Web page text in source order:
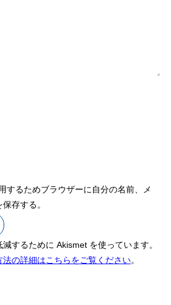
するためブラウザーに自分の名前、メ
存する。
するために Akismet を使っています。
法の詳細はこちらをご覧ください。